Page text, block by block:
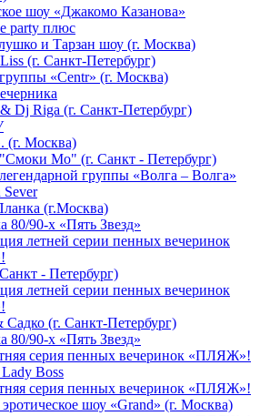
шоу «Джакомо Казанова»
party плюс
и Тарзан шоу (г. Москва)
(г. Санкт-Петербург)
«Centr» (г. Москва)
Riga (г. Санкт-Петербург)
(г. Москва)
Мо" (г. Санкт - Петербург)
группы «Волга – Волга»
Sever
(г.Москва)
80/90-х «Пять Звезд»
летней серии пенных вечеринок
- Петербург)
летней серии пенных вечеринок
(г. Санкт-Петербург)
80/90-х «Пять Звезд»
серия пенных вечеринок «ПЛЯЖ»!
Boss
серия пенных вечеринок «ПЛЯЖ»!
шоу «Grand» (г. Москва)